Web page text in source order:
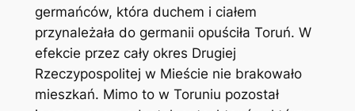
germańców, która duchem i ciałem
przynależała do germanii opuściła Toruń. W
efekcie przez cały okres Drugiej
Rzeczypospolitej w Mieście nie brakowało
mieszkań. Mimo to w Toruniu pozostał